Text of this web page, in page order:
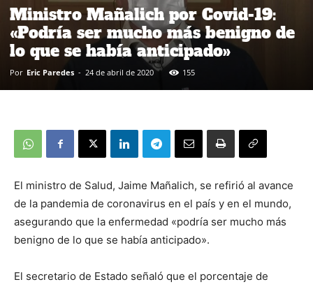
Ministro Mañalich por Covid-19:
«Podría ser mucho más benigno de
lo que se había anticipado»
Por Eric Paredes - 24 de abril de 2020 155
El ministro de Salud, Jaime Mañalich, se refirió al avance
de la pandemia de coronavirus en el país y en el mundo,
asegurando que la enfermedad «podría ser mucho más
benigno de lo que se había anticipado».
El secretario de Estado señaló que el porcentaje de